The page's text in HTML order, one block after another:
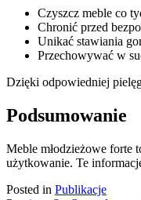
Czyszcz meble co
Chronić przed
Unikać stawiania
Przechowywać w
Dzięki odpowiedniej
Podsumowanie
Meble młodzieżowe forte
użytkowanie. Te
Posted in Publikacje